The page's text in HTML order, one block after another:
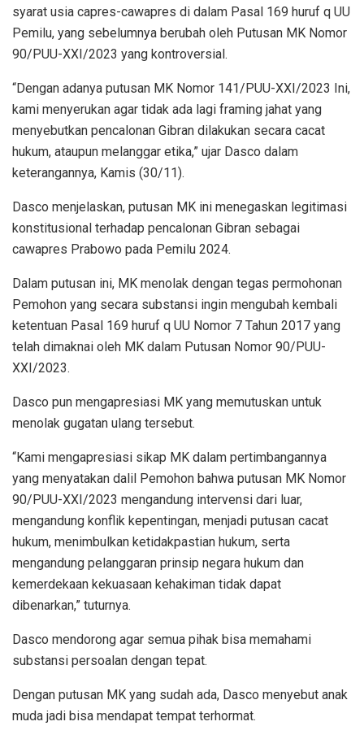
syarat usia capres-cawapres di dalam Pasal 169 huruf q UU
Pemilu, yang sebelumnya berubah oleh Putusan MK Nomor
90/PUU-XXI/2023 yang kontroversial.
“Dengan adanya putusan MK Nomor 141/PUU-XXI/2023 Ini,
kami menyerukan agar tidak ada lagi framing jahat yang
menyebutkan pencalonan Gibran dilakukan secara cacat
hukum, ataupun melanggar etika,” ujar Dasco dalam
keterangannya, Kamis (30/11).
Dasco menjelaskan, putusan MK ini menegaskan legitimasi
konstitusional terhadap pencalonan Gibran sebagai
cawapres Prabowo pada Pemilu 2024.
Dalam putusan ini, MK menolak dengan tegas permohonan
Pemohon yang secara substansi ingin mengubah kembali
ketentuan Pasal 169 huruf q UU Nomor 7 Tahun 2017 yang
telah dimaknai oleh MK dalam Putusan Nomor 90/PUU-
XXI/2023.
Dasco pun mengapresiasi MK yang memutuskan untuk
menolak gugatan ulang tersebut.
“Kami mengapresiasi sikap MK dalam pertimbangannya
yang menyatakan dalil Pemohon bahwa putusan MK Nomor
90/PUU-XXI/2023 mengandung intervensi dari luar,
mengandung konflik kepentingan, menjadi putusan cacat
hukum, menimbulkan ketidakpastian hukum, serta
mengandung pelanggaran prinsip negara hukum dan
kemerdekaan kekuasaan kehakiman tidak dapat
dibenarkan,” tuturnya.
Dasco mendorong agar semua pihak bisa memahami
substansi persoalan dengan tepat.
Dengan putusan MK yang sudah ada, Dasco menyebut anak
muda jadi bisa mendapat tempat terhormat.